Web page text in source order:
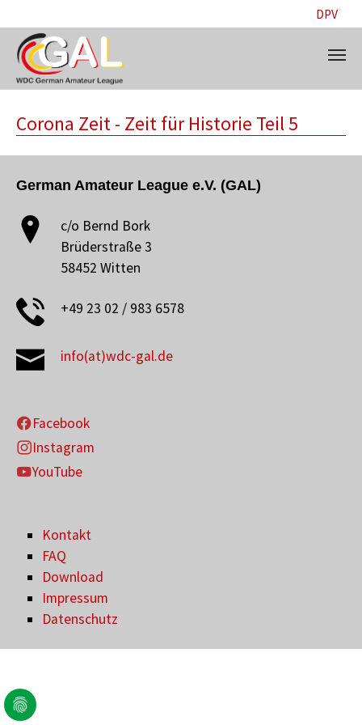
DPV
Corona Zeit - Zeit für Historie Teil 5
German Amateur League e.V. (GAL)
c/o Bernd Bork
Brüderstraße 3
58452 Witten
+49 23 02 / 983 6578
info(at)wdc-gal.de
Facebook
Instagram
YouTube
Kontakt
FAQ
Download
Impressum
Datenschutz